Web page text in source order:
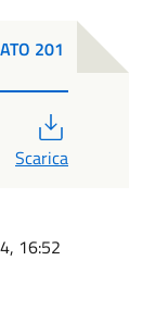
201
Scarica
16:52